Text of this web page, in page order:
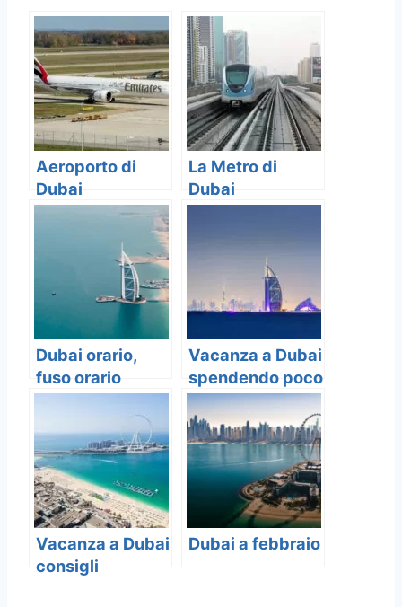
Aeroporto di
Dubai
La Metro di
Dubai
Dubai orario,
fuso orario
Dubai rispetto
Vacanza a Dubai
spendendo poco
Vacanza a Dubai
consigli
Dubai a febbraio